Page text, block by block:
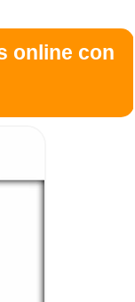
online con